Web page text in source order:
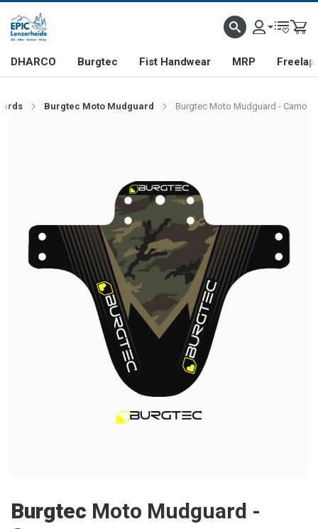
DHARCO Burgtec Fist Handwear MRP Freelap
Burgtec Moto Mudguard Burgtec Moto Mudguard - Camo
Burgtec Moto Mudguard -